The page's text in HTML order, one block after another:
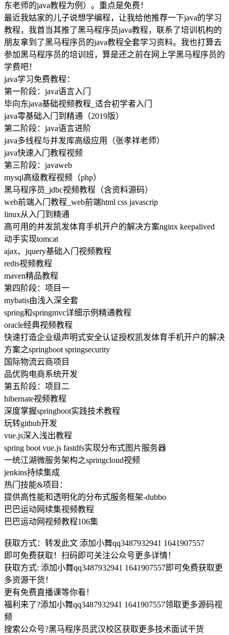
东老师的java教程为例）。重点是免费！
最近我姑家的儿子说想学编程，让我给他推荐一下java的学习
教程，我首当其推了黑马程序员java教程，联系了培训机构的
朋友拿到了黑马程序员的java教程全套学习资料。我也打算去
参加黑马程序员的培训班，算是还之前在网上学黑马程序员的
学费吧！
java学习免费教程：
第一阶段：java语言入门
毕向东java基础视频教程_适合初学者入门
java零基础入门到精通（2019版）
第二阶段：java语言进阶
java多线程与并发库高级应用（张孝祥老师）
java快速入门教程视频
第三阶段：javaweb
mysql高级教程视频（php）
黑马程序员_jdbc视频教程（含资料源码）
web前端入门教程_web前端html css javascrip
linux从入门到精通
高可用的并发凯发体育手机开户的解决方案nginx keepalived
动手实现tomcat
ajax、jquery基础入门视频教程
redis视频教程
maven精品教程
第四阶段：项目一
mybatis由浅入深全套
spring和springmvc详细示例精通教程
oracle经典视频教程
快速打造企业级声明式安全认证授权凯发体育手机开户的解决
方案之springboot springsecurity
国际物流云商项目
品优购电商系统开发
第五阶段：项目二
hibernate视频教程
深度掌握springboot实践技术教程
玩转github开发
vue.js深入浅出教程
spring boot vue.js fastdfs实现分布式图片服务器
一统江湖微服务架构之springcloud视频
jenkins持续集成
热门技能&项目：
提供高性能和透明化的分布式服务框架-dubbo
巴巴运动网续集视频教程
巴巴运动网视频教程106集
获取方式：转发此文 添加小舞qq3487932941 1641907557
即可免费获取！扫码即可关注公众号更多详情！
获取方式: 添加小舞qq3487932941 1641907557即可免费获取更
多资源干货！
更有免费直播课等你看！
福利来了?添加小舞qq3487932941 1641907557领取更多源码视
频
搜索公众号?黑马程序员武汉校区获取更多技术面试干货